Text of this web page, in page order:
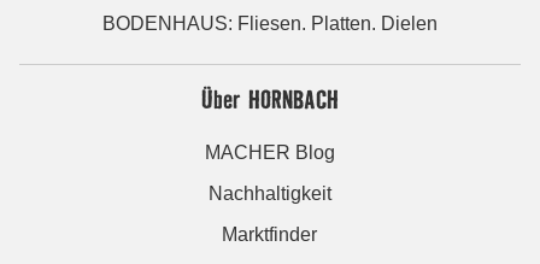
BODENHAUS: Fliesen. Platten. Dielen
Über HORNBACH
MACHER Blog
Nachhaltigkeit
Marktfinder